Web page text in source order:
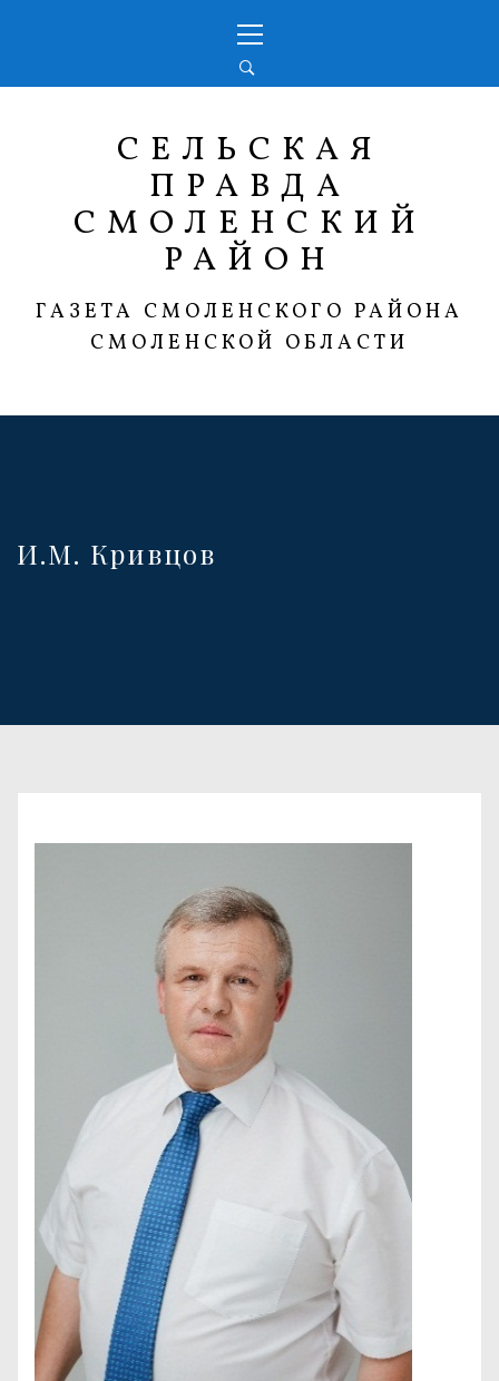
меню
СЕЛЬСКАЯ
ПРАВДА
СМОЛЕНСКИЙ
РАЙОН
ГАЗЕТА СМОЛЕНСКОГО РАЙОНА
СМОЛЕНСКОЙ ОБЛАСТИ
И.М. Кривцов